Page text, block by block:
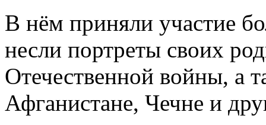
В нём приняли участие
несли портреты своих
Отечественной войны, а
Афганистане, Чечне и